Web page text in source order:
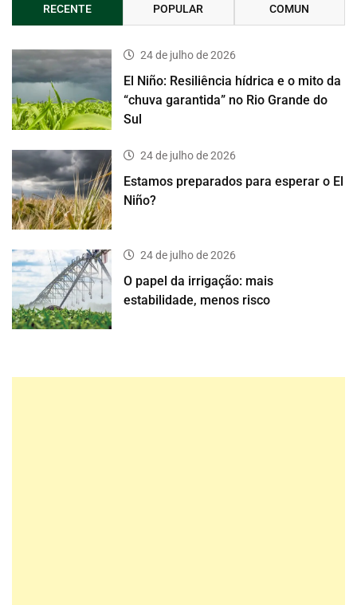
RECENTE POPULAR COMUN
24 de julho de 2026
El Niño: Resiliência hídrica e o mito da
“chuva garantida” no Rio Grande do
Sul
24 de julho de 2026
Estamos preparados para esperar o El
Niño?
24 de julho de 2026
O papel da irrigação: mais
estabilidade, menos risco